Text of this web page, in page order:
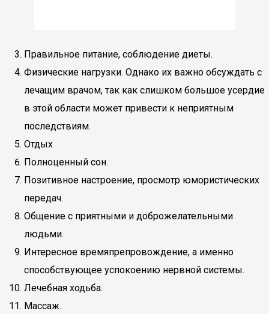
Правильное питание, соблюдение диеты.
Физические нагрузки. Однако их важно обсуждать с
лечащим врачом, так как слишком большое усердие
в этой области может привести к неприятным
последствиям.
Отдых
Полноценный сон.
Позитивное настроение, просмотр юмористических
передач.
Общение с приятными и доброжелательными
людьми.
Интересное времяпрепровождение, а именно
способствующее успокоению нервной системы.
Лечебная ходьба.
Массаж.